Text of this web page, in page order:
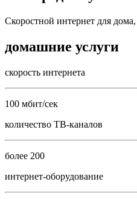
Скоростной интернет для
домашние услуги
скорость интернета
100 мбит/сек
количество ТВ-каналов
более 200
интернет-оборудование